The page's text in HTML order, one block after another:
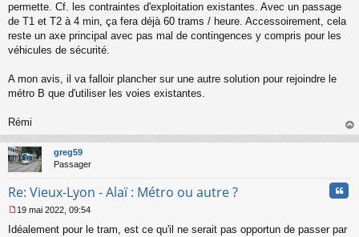
g
e
n
o
u
permette. Cf. les contraintes d'exploitation existantes. Avec un passage
de T1 et T2 à 4 min, ça fera déjà 60 trams / heure. Accessoirement, cela
reste un axe principal avec pas mal de contingences y compris pour les
véhicules de sécurité.
A mon avis, il va falloir plancher sur une autre solution pour rejoindre le
métro B que d'utiliser les voies existantes.
Rémi
au
greg59
Passager
Re: Vieux-Lyon - Alaï : Métro ou autre ?
e
19 mai 2022, 09:54
Idéalement pour le tram, est ce qu'il ne serait pas opportun de passer par